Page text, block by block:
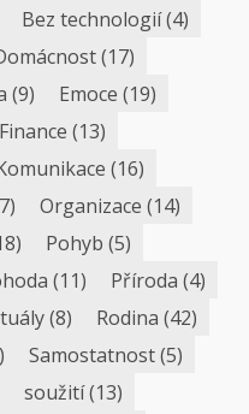
Bez technologií(4)
(17)
(9) Emoce (19)
Finance (13)
(16)
Organizace (14)
Pohyb (5)
(11) Příroda (4)
(8) Rodina (42)
Samostatnost(5)
soužití(13)